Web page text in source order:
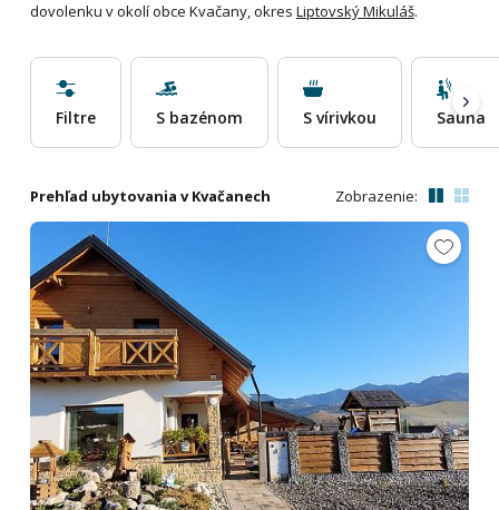
dovolenku v okolí obce Kvačany, okres Liptovský Mikuláš.
Filtre S bazénom S vírivkou Sauna
Prehľad ubytovania v Kvačanech Zobrazenie: